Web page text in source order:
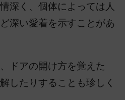
深く、個体によっては人
深い愛着を示すことがあ
ドアの開け方を覚えた
したりすることも珍しく